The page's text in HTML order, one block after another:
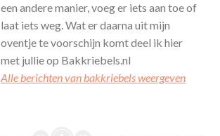
een andere manier, voeg er iets aan toe of
laat iets weg. Wat er daarna uit mijn
oventje te voorschijn komt deel ik hier
met jullie op Bakkriebels.nl
Alle berichten van bakkriebels weergeven